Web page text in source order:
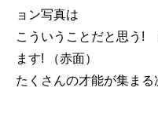
ョン写真は
こういうことだと思う!
ます! （赤面）
たくさんの才能が集まる